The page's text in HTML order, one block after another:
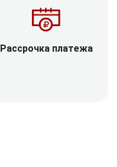
Рассрочка платежа